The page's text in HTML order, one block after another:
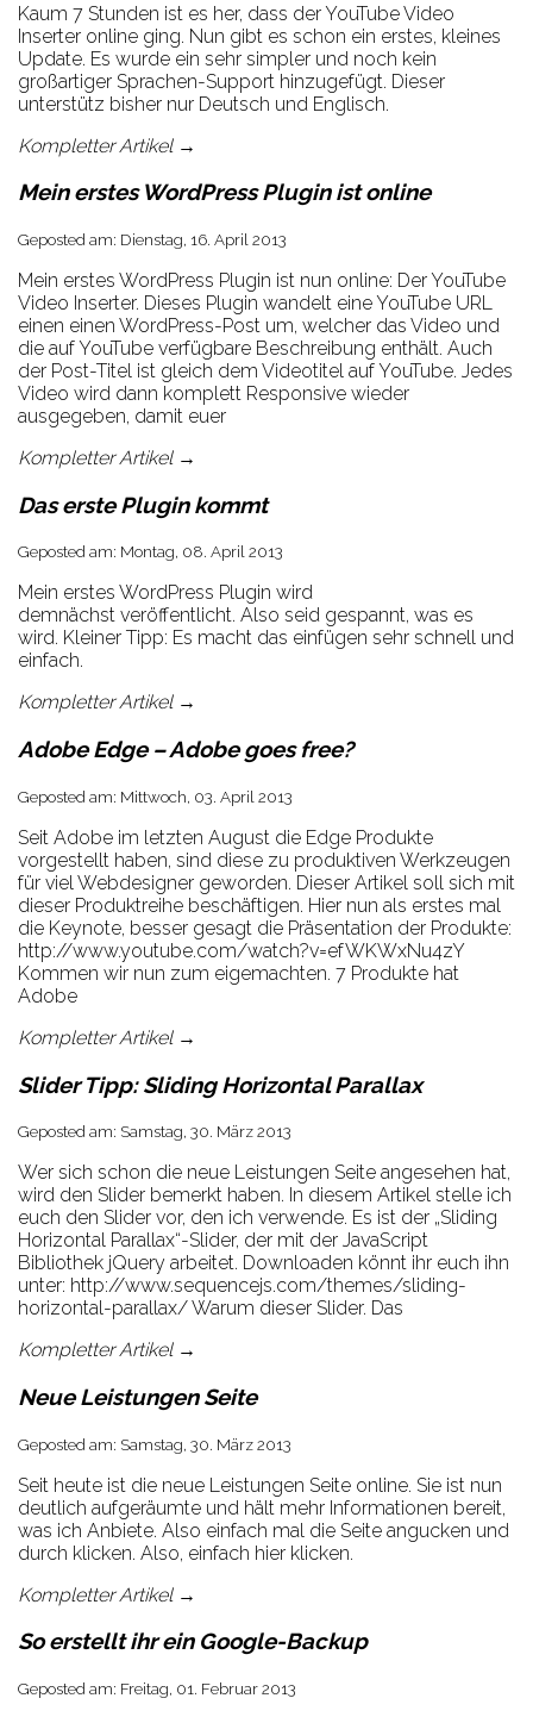
Kaum 7 Stunden ist es her, dass der YouTube Video
Inserter online ging. Nun gibt es schon ein erstes, kleines
Update. Es wurde ein sehr simpler und noch kein
großartiger Sprachen-Support hinzugefügt. Dieser
unterstütz bisher nur Deutsch und Englisch.
Kompletter Artikel →
Mein erstes WordPress Plugin ist online
Geposted am: Dienstag, 16. April 2013
Mein erstes WordPress Plugin ist nun online: Der YouTube
Video Inserter. Dieses Plugin wandelt eine YouTube URL
einen einen WordPress-Post um, welcher das Video und
die auf YouTube verfügbare Beschreibung enthält. Auch
der Post-Titel ist gleich dem Videotitel auf YouTube. Jedes
Video wird dann komplett Responsive wieder
ausgegeben, damit euer
Kompletter Artikel →
Das erste Plugin kommt
Geposted am: Montag, 08. April 2013
Mein erstes WordPress Plugin wird
demnächst veröffentlicht. Also seid gespannt, was es
wird. Kleiner Tipp: Es macht das einfügen sehr schnell und
einfach.
Kompletter Artikel →
Adobe Edge – Adobe goes free?
Geposted am: Mittwoch, 03. April 2013
Seit Adobe im letzten August die Edge Produkte
vorgestellt haben, sind diese zu produktiven Werkzeugen
für viel Webdesigner geworden. Dieser Artikel soll sich mit
dieser Produktreihe beschäftigen. Hier nun als erstes mal
die Keynote, besser gesagt die Präsentation der Produkte:
http://www.youtube.com/watch?v=efWKWxNu4zY
Kommen wir nun zum eigemachten. 7 Produkte hat
Adobe
Kompletter Artikel →
Slider Tipp: Sliding Horizontal Parallax
Geposted am: Samstag, 30. März 2013
Wer sich schon die neue Leistungen Seite angesehen hat,
wird den Slider bemerkt haben. In diesem Artikel stelle ich
euch den Slider vor, den ich verwende. Es ist der „Sliding
Horizontal Parallax“-Slider, der mit der JavaScript
Bibliothek jQuery arbeitet. Downloaden könnt ihr euch ihn
unter: http://www.sequencejs.com/themes/sliding-
horizontal-parallax/ Warum dieser Slider. Das
Kompletter Artikel →
Neue Leistungen Seite
Geposted am: Samstag, 30. März 2013
Seit heute ist die neue Leistungen Seite online. Sie ist nun
deutlich aufgeräumte und hält mehr Informationen bereit,
was ich Anbiete. Also einfach mal die Seite angucken und
durch klicken. Also, einfach hier klicken.
Kompletter Artikel →
So erstellt ihr ein Google-Backup
Geposted am: Freitag, 01. Februar 2013